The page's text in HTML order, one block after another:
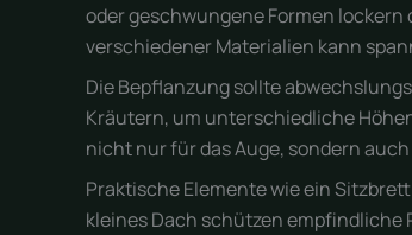
oder geschwungene Formen
verschiedener Materialien kann
Die Bepflanzung sollte
Kräutern, um unterschiedliche
nicht nur für das Auge, sondern
Praktische Elemente wie ein
kleines Dach schützen empfindliche